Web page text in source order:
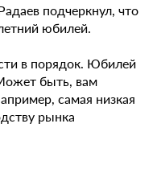
подчеркнул, что
юбилей.
в порядок. Юбилей
быть, вам
самая низкая
рынка